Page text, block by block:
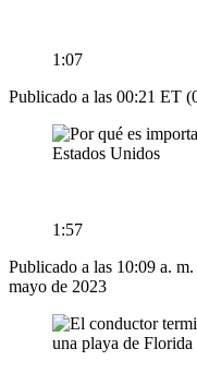
1:07
Publicado a las 00:21 ET
1:57
Publicado a las 10:09 a.
mayo de 2023